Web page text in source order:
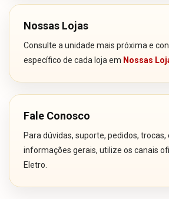
Nossas Lojas
Consulte a unidade mais próxima e
específico de cada loja em Nossas
Fale Conosco
Para dúvidas, suporte, pedidos, trocas,
informações gerais, utilize os canais
Eletro.